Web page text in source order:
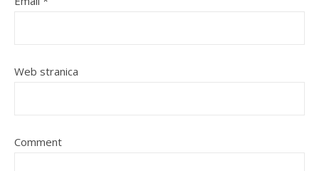
Web stranica
Comment